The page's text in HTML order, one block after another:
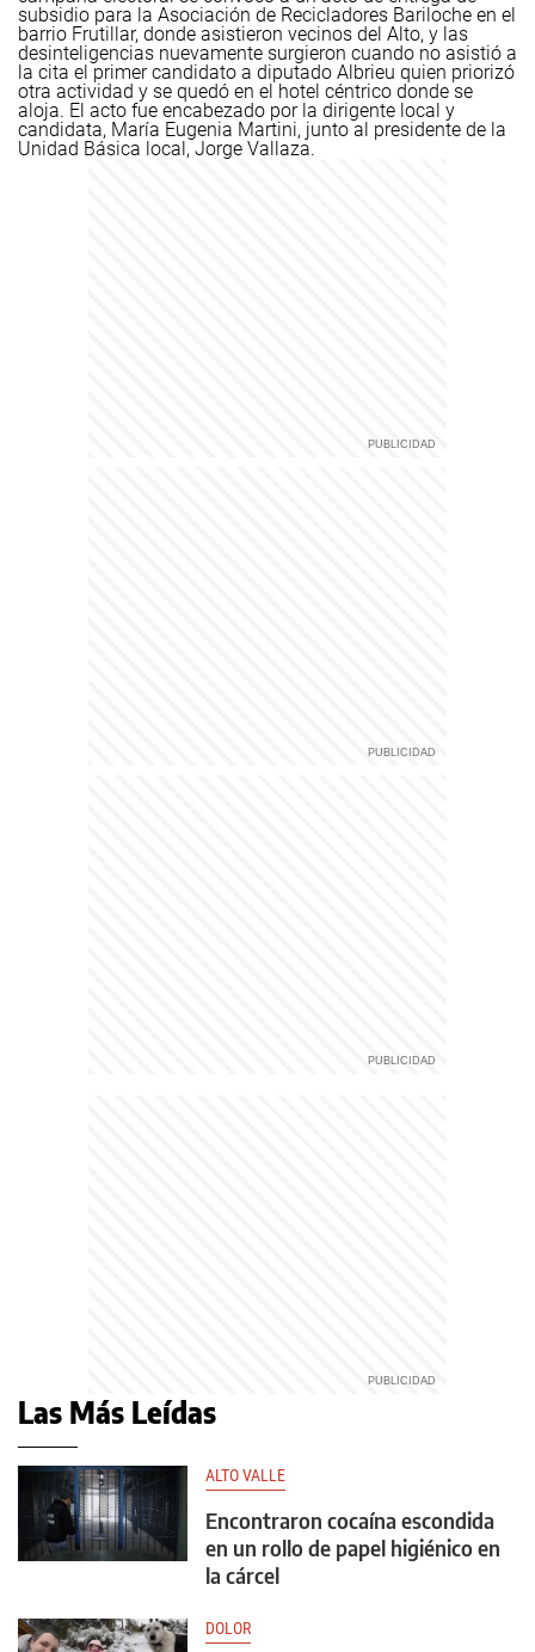
subsidio para la Asociación de Recicladores Bariloche en el
barrio Frutillar, donde asistieron vecinos del Alto, y las
desinteligencias nuevamente surgieron cuando no asistió a
la cita el primer candidato a diputado Albrieu quien priorizó
otra actividad y se quedó en el hotel céntrico donde se
aloja. El acto fue encabezado por la dirigente local y
candidata, María Eugenia Martini, junto al presidente de la
Unidad Básica local, Jorge Vallaza.
Las Más Leídas
ALTO VALLE
Encontraron cocaína escondida
en un rollo de papel higiénico en
la cárcel
DOLOR